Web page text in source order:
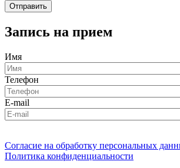
Запись на прием
Имя
Телефон
E-mail
Согласие на обработку персональных
Политика конфиденциальности